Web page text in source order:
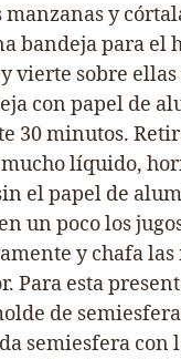
manzanas y
bandeja para el
vierte sobre
con papel de
30 minutos.
líquido,
el papel de
un poco los
y chafa las
Para esta
de
semiesfera con